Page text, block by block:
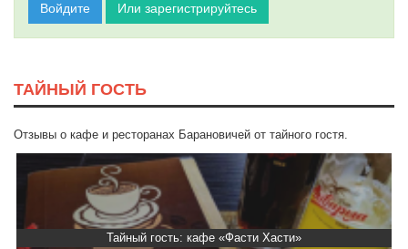
Войдите Или зарегистрируйтесь
ТАЙНЫЙ ГОСТЬ
Отзывы о кафе и ресторанах Барановичей от тайного гостя.
Тайный гость: доставка Капибара